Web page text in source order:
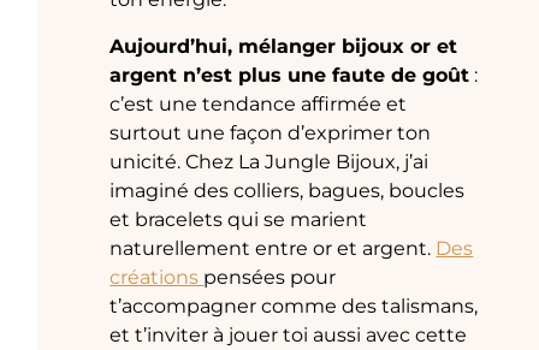
Aujourd’hui, mélanger bijoux or et
argent n’est plus une faute de goût :
c’est une tendance affirmée et
surtout une façon d’exprimer ton
unicité. Chez La Jungle Bijoux, j’ai
imaginé des colliers, bagues, boucles
et bracelets qui se marient
naturellement entre or et argent. Des
créations pensées pour
t’accompagner comme des talismans,
et t’inviter à jouer toi aussi avec cette